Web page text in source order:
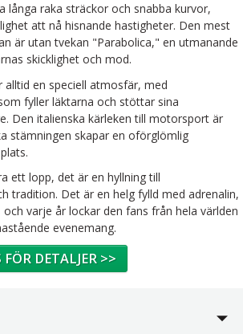
långa raka sträckor och snabba kurvor,
att nå hisnande hastigheter. Den mest
är utan tvekan "Parabolica," en utmanande
skicklighet och mod.
alltid en speciell atmosfär, med
fyller läktarna och stöttar sina
Den italienska kärleken till motorsport är
stämningen skapar en oförglömlig
ett lopp, det är en hyllning till
tradition. Det är en helg fylld med adrenalin,
varje år lockar den fans från hela världen
evenemang.
DETALJER >>